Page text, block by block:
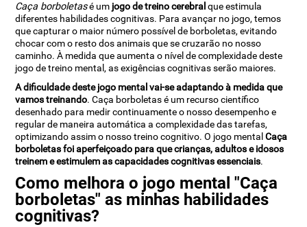
Caça borboletasé um jogo de treino cerebralque estimula
diferentes habilidades cognitivas. Para avançar no jogo, temos
que capturar o maior número possível de borboletas, evitando
chocar com o resto dos animais que se cruzarão no nosso
caminho. À medida que aumenta o nível de complexidade deste
jogo de treino mental, as exigências cognitivas serão maiores.
A dificuldade deste jogo mental vai-se adaptando à medida que
vamos treinando. Caça borboletas é um recurso científico
desenhado para medir continuamente o nosso desempenho e
regular de maneira automática a complexidade das tarefas,
optimizando assim o nosso treino cognitivo. O jogo mentalCaça
borboletas foi aperfeiçoado para que crianças, adultos e idosos
treinem e estimulem as capacidades cognitivas essenciais.
Como melhora o jogo mental "Caça
borboletas" as minhas habilidades
cognitivas?